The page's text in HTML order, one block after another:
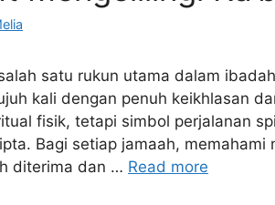
satu rukun utama dalam
kali dengan penuh keikhlasan
fisik, tetapi simbol perjalanan
Bagi setiap jamaah,
diterima dan … Read more